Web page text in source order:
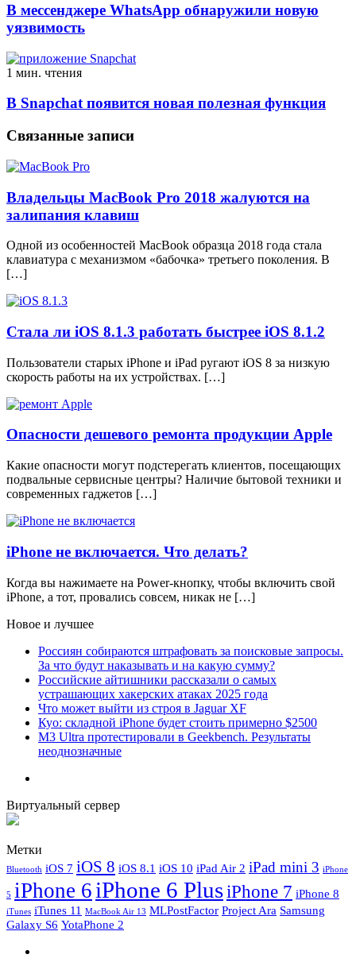
В мессенджере WhatsApp обнаружили новую
уязвимость
1 мин. чтения
В Snapchat появится новая полезная функция
Связанные записи
Владельцы MacBook Pro 2018 жалуются на
залипания клавиш
Одной из особенностей MacBook образца 2018 года стала
клавиатура с механизмом «бабочка» третьего поколения. В
[…]
Стала ли iOS 8.1.3 работать быстрее iOS 8.1.2
Пользователи старых iPhone и iPad ругают iOS 8 за низкую
скорость работы на их устройствах. […]
Опасности дешевого ремонта продукции Apple
Какие опасности могут подстерегать клиентов, посещающих
подвальные сервисные центры? Наличие бытовой техники и
современных гаджетов […]
iPhone не включается. Что делать?
Когда вы нажимаете на Power-кнопку, чтобы включить свой
iPhone, а тот, провались совсем, никак не […]
Новое и лучшее
Россиян собираются штрафовать за поисковые запросы.
За что будут наказывать и на какую сумму?
Российские айтишники рассказали о самых
устрашающих хакерских атаках 2025 года
Что может выйти из строя в Jaguar XF
Куо: складной iPhone будет стоить примерно $2500
M3 Ultra протестировали в Geekbench. Результаты
неоднозначные
Виртуальный сервер
Метки
Bluetooth iOS 7 iOS 8 iOS 8.1 iOS 10 iPad Air 2 iPad mini 3 iPhone
5 iPhone 6 iPhone 6 PlusiPhone 7 iPhone 8
iTunes iTunes 11 MacBook Air 13 MLPostFactor Project Ara Samsung
Galaxy S6 YotaPhone 2